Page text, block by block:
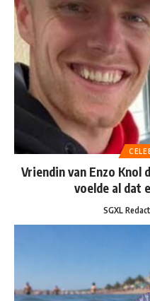
Vriendin van Enzo Knol
voelde al dat
SGXL